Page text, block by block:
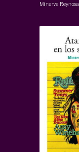
Minerva Reynosa